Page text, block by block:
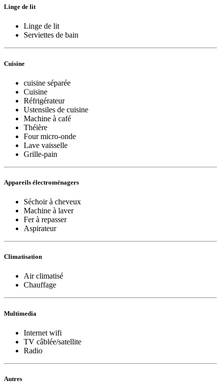
Linge de lit
Linge de lit
Serviettes de bain
Cuisine
cuisine séparée
Cuisine
Réfrigérateur
Ustensiles de cuisine
Machine à café
Théière
Four micro-onde
Lave vaisselle
Grille-pain
Appareils électroménagers
Séchoir à cheveux
Machine à laver
Fer à repasser
Aspirateur
Climatisation
Air climatisé
Chauffage
Multimedia
Internet wifi
TV câblée/satellite
Radio
Autres